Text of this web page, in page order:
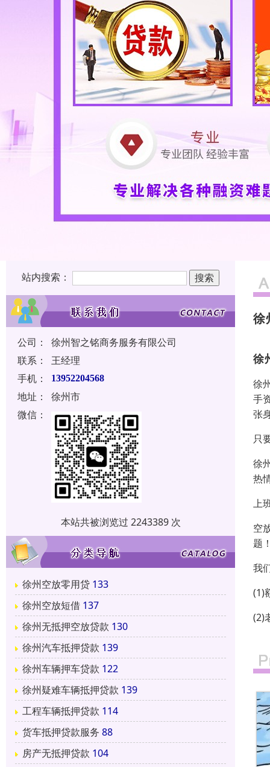
站内搜索：
公司：
徐州智之铭商务服务有限公司
联系：
王经理
手机：
13952204568
地址：
徐州市
微信：
本站共被浏览过 2243389 次
徐州空放零用贷 133
徐州空放短借 137
徐州无抵押空放贷款 130
徐州汽车抵押贷款 139
徐州车辆押车贷款 122
徐州疑难车辆抵押贷款 139
工程车辆抵押贷款 114
货车抵押贷款服务 88
房产无抵押贷款 104
徐
徐
徐
手
张
只
徐
热
上
空
题
我
(1)
(2)